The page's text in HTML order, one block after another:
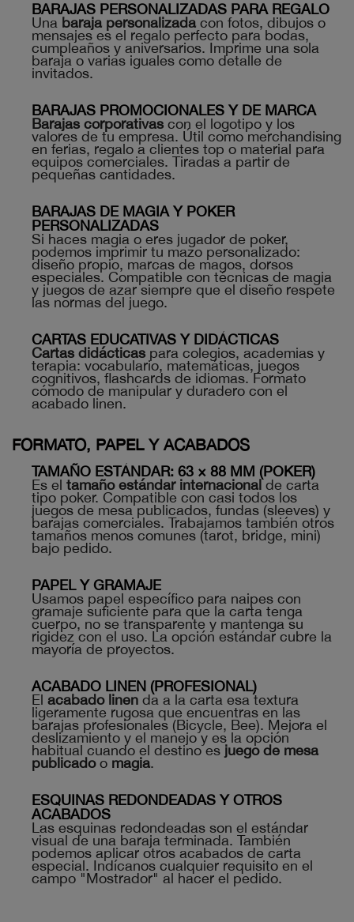
BARAJAS PERSONALIZADAS PARA REGALO
Una baraja personalizada con fotos, dibujos o
mensajes es el regalo perfecto para bodas,
cumpleaños y aniversarios. Imprime una sola
baraja o varias iguales como detalle de
invitados.
BARAJAS PROMOCIONALES Y DE MARCA
Barajas corporativas con el logotipo y los
valores de tu empresa. Útil como merchandising
en ferias, regalo a clientes top o material para
equipos comerciales. Tiradas a partir de
pequeñas cantidades.
BARAJAS DE MAGIA Y POKER
PERSONALIZADAS
Si haces magia o eres jugador de poker,
podemos imprimir tu mazo personalizado:
diseño propio, marcas de magos, dorsos
especiales. Compatible con técnicas de magia
y juegos de azar siempre que el diseño respete
las normas del juego.
CARTAS EDUCATIVAS Y DIDÁCTICAS
Cartas didácticas para colegios, academias y
terapia: vocabulario, matemáticas, juegos
cognitivos, flashcards de idiomas. Formato
cómodo de manipular y duradero con el
acabado linen.
FORMATO, PAPEL Y ACABADOS
TAMAÑO ESTÁNDAR: 63 × 88 MM (POKER)
Es el tamaño estándar internacionalde carta
tipo poker. Compatible con casi todos los
juegos de mesa publicados, fundas (sleeves) y
barajas comerciales. Trabajamos también otros
tamaños menos comunes (tarot, bridge, mini)
bajo pedido.
PAPEL Y GRAMAJE
Usamos papel específico para naipes con
gramaje suficiente para que la carta tenga
cuerpo, no se transparente y mantenga su
rigidez con el uso. La opción estándar cubre la
mayoría de proyectos.
ACABADO LINEN (PROFESIONAL)
El acabado linen da a la carta esa textura
ligeramente rugosa que encuentras en las
barajas profesionales (Bicycle, Bee). Mejora el
deslizamiento y el manejo y es la opción
habitual cuando el destino es juego de mesa
publicadoo magia.
ESQUINAS REDONDEADAS Y OTROS
ACABADOS
Las esquinas redondeadas son el estándar
visual de una baraja terminada. También
podemos aplicar otros acabados de carta
especial. Indícanos cualquier requisito en el
campo "Mostrador" al hacer el pedido.